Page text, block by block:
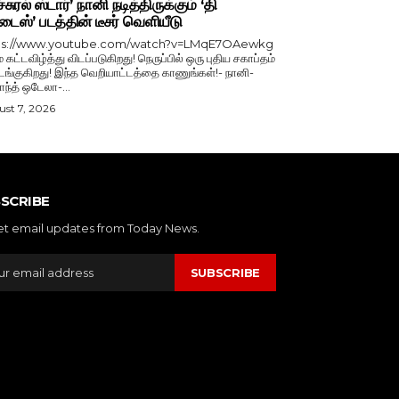
ஸ்டார்’ நானி நடித்திருக்கும் ‘தி
படத்தின் டீசர் வெளியீடு
www.youtube.com/watch?v=LMqE7OAewkg
கட்டவிழ்த்து விடப்படுகிறது! நெருப்பில் ஒரு புதிய சகாப்தம்
இந்த வெறியாட்டத்தை காணுங்கள்!- நானி-
ஒடேலா-...
7, 2026
email updates from Today News.
SUBSCRIBE